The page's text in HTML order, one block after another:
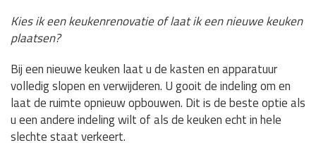
Kies ik een keukenrenovatie of laat ik een nieuwe keuken
plaatsen?
Bij een nieuwe keuken laat u de kasten en apparatuur
volledig slopen en verwijderen. U gooit de indeling om en
laat de ruimte opnieuw opbouwen. Dit is de beste optie als
u een andere indeling wilt of als de keuken echt in hele
slechte staat verkeert.